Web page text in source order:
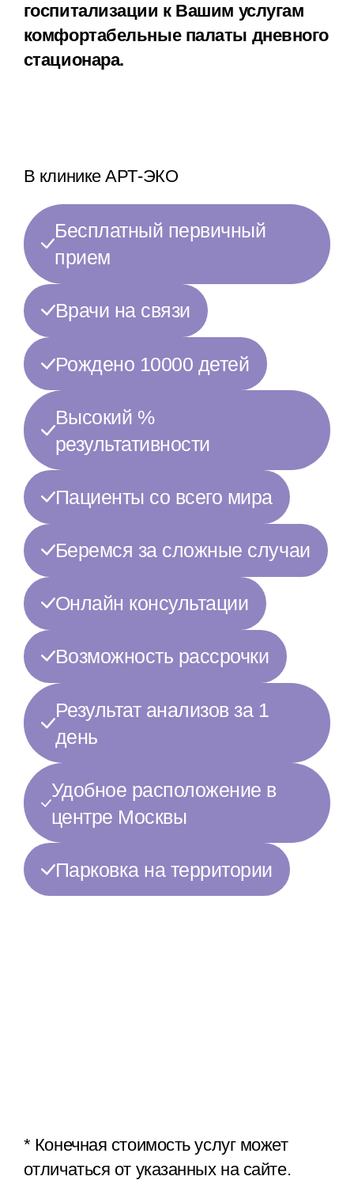
госпитализации к Вашим услугам
комфортабельные палаты дневного
стационара.
В клинике АРТ-ЭКО
Бесплатный первичный
прием
Врачи на связи
Рождено 10000 детей
Высокий %
результативности
Пациенты со всего мира
Беремся за сложные случаи
Онлайн консультации
Возможность рассрочки
Результат анализов за 1
день
Удобное расположение в
центре Москвы
Парковка на территории
услуги (хирургия)
* Конечная стоимость услуг может
отличаться от указанных на сайте.